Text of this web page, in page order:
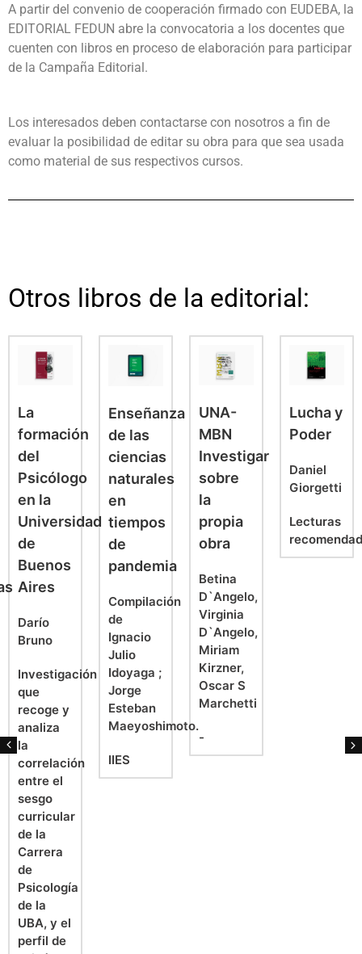
A partir del convenio de cooperación firmado con EUDEBA, la
EDITORIAL FEDUN abre la convocatoria a los docentes que
cuenten con libros en proceso de elaboración para participar
de la Campaña Editorial.
Los interesados deben contactarse con nosotros a fin de
evaluar la posibilidad de editar su obra para que sea usada
como material de sus respectivos cursos.
Otros libros de la editorial:
La
formación
del
Psicólogo
en la
Universidad
de
Buenos
Aires
Darío
Bruno
Investigación
que
recoge y
analiza
la
correlación
entre el
sesgo
curricular
de la
Carrera
de
Psicología
de la
UBA, y el
perfil de
Enseñanza
de las
ciencias
naturales
en
tiempos
de
pandemia
Compilación
de
Ignacio
Julio
Idoyaga ;
Jorge
Esteban
Maeyoshimoto.
IIES
UNA-
MBN
Investigar
sobre
la
propia
obra
Betina
D`Angelo,
Virginia
D`Angelo,
Miriam
Kirzner,
Oscar S
Marchetti
-
Lucha y
Poder
Daniel
Giorgetti
Lecturas